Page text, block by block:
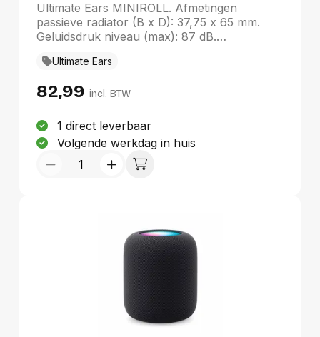
Ultimate Ears MINIROLL. Afmetingen
passieve radiator (B x D): 37,75 x 65 mm.
Geluidsdruk niveau (max): 87 dB.
Bluetooth-profielen: A2DP, Bereik van
Zwart, Productontwerp: Bolvormig, Materiaal
Universeel
Ultimate Ears
82,99 incl. BTW
1 direct leverbaar
Volgende werkdag in huis